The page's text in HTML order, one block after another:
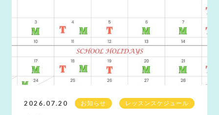
2026.07.20 お知らせ レッスンスケジュール